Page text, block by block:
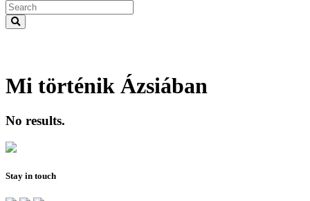
Mi történik Ázsiában
No results.
Stay in touch